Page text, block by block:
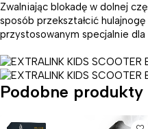
Zwalniając blokadę w dolnej
sposób przekształcić hulajnogę
przystosowanym specjalnie dla
Podobne produkty